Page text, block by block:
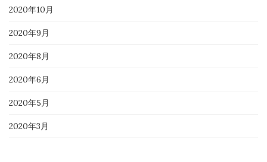
2020年10月
2020年9月
2020年8月
2020年6月
2020年5月
2020年3月